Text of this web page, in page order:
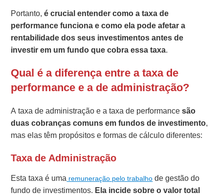
Portanto,é crucial entender como a taxa de
performance funciona e como ela pode afetar a
rentabilidade dos seus investimentos antes de
investir em um fundo que cobra essa taxa.
Qual é a diferença entre a taxa de
performance e a de administração?
A taxa de administração e a taxa de performancesão
duas cobranças comuns em fundos de investimento,
mas elas têm propósitos e formas de cálculo diferentes:
Taxa de Administração
Esta taxa é uma remuneração pelo trabalho de gestão do
fundo de investimentos. Ela incide sobre o valor total